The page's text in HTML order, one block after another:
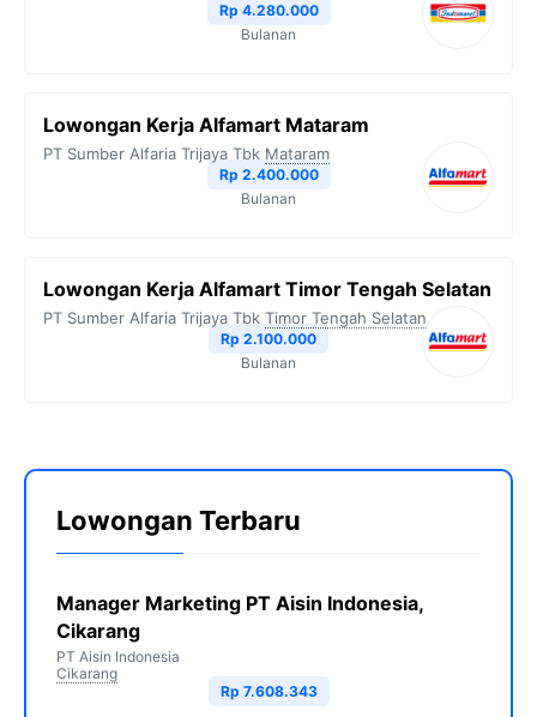
Rp 4.280.000
Bulanan
Lowongan Kerja Alfamart Mataram
PT Sumber Alfaria Trijaya Tbk Mataram
Rp 2.400.000
Bulanan
Lowongan Kerja Alfamart Timor Tengah Selatan
PT Sumber Alfaria Trijaya Tbk Timor Tengah Selatan
Rp 2.100.000
Bulanan
Lowongan Terbaru
Manager Marketing PT Aisin Indonesia,
Cikarang
PT Aisin Indonesia
Cikarang
Rp 7.608.343